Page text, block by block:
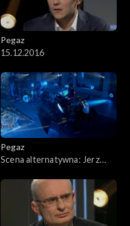
Pegaz
15.12.2016
Pegaz
Scena alternatywna: Jerz